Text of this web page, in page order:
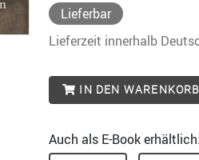
Lieferbar
Lieferzeit innerhalb
IN DEN WARENKORB
Auch als E-Book erhältlich: